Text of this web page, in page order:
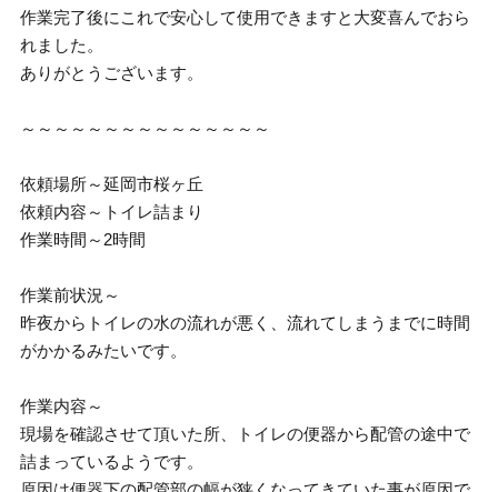
作業完了後にこれで安心して使用できますと大変喜んでおら
れました。
ありがとうございます。
～～～～～～～～～～～～～～～
依頼場所～延岡市桜ヶ丘
依頼内容～トイレ詰まり
作業時間～2時間
作業前状況～
昨夜からトイレの水の流れが悪く、流れてしまうまでに時間
がかかるみたいです。
作業内容～
現場を確認させて頂いた所、トイレの便器から配管の途中で
詰まっているようです。